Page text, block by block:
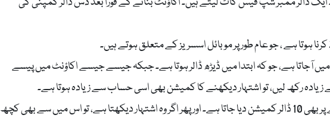
آجاتا ہے، جو کہ ابتدا میں ڈیڑھ ڈالر ہوتا ہے۔ جبکہ جیسے جیسے اکاؤنٹ میں پیسے
رکھ لیں، تو اشتہار دیکھنے کا کمیشن بھی اسی حساب سے زیادہ ہوتا ہے۔
4۔ اشتہار دیکھنے کے علاوہ ممبرز بنانے پر بھی 10 ڈالر کمیشن دیا جاتا ہے۔ اور پھر اگر وہ اشتہار دیکھتا ہے، تو اس میں سے بھی کچھ